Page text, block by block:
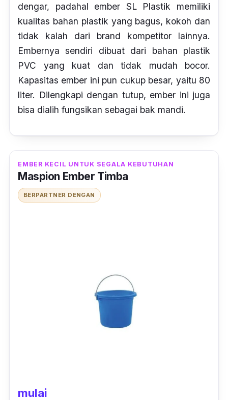
dengar, padahal ember SL Plastik memiliki
kualitas bahan plastik yang bagus, kokoh dan
tidak kalah dari brand kompetitor lainnya.
Embernya sendiri dibuat dari bahan plastik
PVC yang kuat dan tidak mudah bocor.
Kapasitas ember ini pun cukup besar, yaitu 80
liter. Dilengkapi dengan tutup, ember ini juga
bisa dialih fungsikan sebagai bak mandi.
EMBER KECIL UNTUK SEGALA KEBUTUHAN
Maspion Ember Timba
BERPARTNER DENGAN
mulai